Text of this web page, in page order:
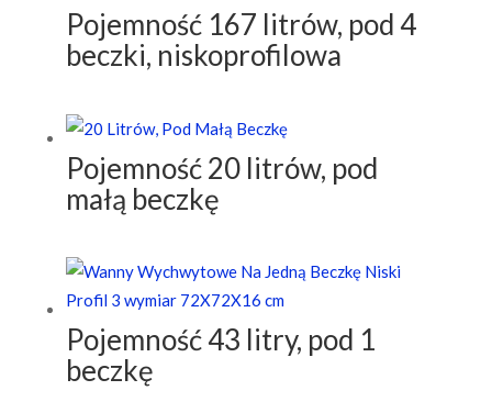
Pojemność 167 litrów, pod 4
beczki, niskoprofilowa
Pojemność 20 litrów, pod
małą beczkę
Pojemność 43 litry, pod 1
beczkę